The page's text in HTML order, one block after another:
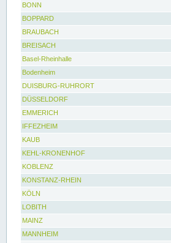
BONN
BOPPARD
BRAUBACH
BREISACH
Basel-Rheinhalle
Bodenheim
DUISBURG-RUHRORT
DÜSSELDORF
EMMERICH
IFFEZHEIM
KAUB
KEHL-KRONENHOF
KOBLENZ
KONSTANZ-RHEIN
KÖLN
LOBITH
MAINZ
MANNHEIM